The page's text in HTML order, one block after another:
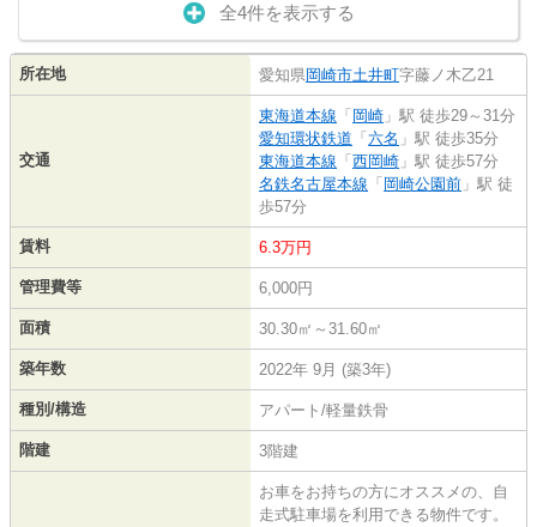
全4件を表示する
所在地 愛知県岡崎市土井町字藤ノ木乙21
交通
東海道本線 「 岡崎 」駅 徒歩29～31分
愛知環状鉄道 「 六名 」駅 徒歩35分
東海道本線 「 西岡崎 」駅 徒歩57分
名鉄名古屋本線 「 岡崎公園前 」駅 徒
歩57分
賃料 6.3万円
管理費等 6,000円
面積 30.30㎡～31.60㎡
築年数 2022年 9月 (築3年)
種別/構造 アパート/軽量鉄骨
階建 3階建
お車をお持ちの方にオススメの、自
走式駐車場を利用できる物件です。